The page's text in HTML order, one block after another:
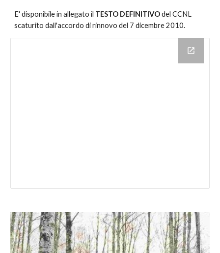
E' disponibile in allegato il TESTO DEFINITIVO del CCNL
scaturito dall'accordo di rinnovo del 7 dicembre 2010.